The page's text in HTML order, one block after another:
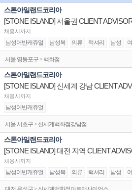
스톤아일랜드코리아
[STONE ISLAND] 서울권 CLIENT
채용시까지
남성어반캐쥬얼 남성복 의류 럭셔리 남성
서울 영등포구 > 백화점
스톤아일랜드코리아
[STONE ISLAND] 신세계 강남 CLIENT
채용시까지
남성어반캐쥬얼
서울 서초구 > 신세계백화점강남점
스톤아일랜드코리아
[STONE ISLAND] 대전 지역 CLIENT
채용시까지
남성어반캐쥬얼 남성복 의류 럭셔리 남성